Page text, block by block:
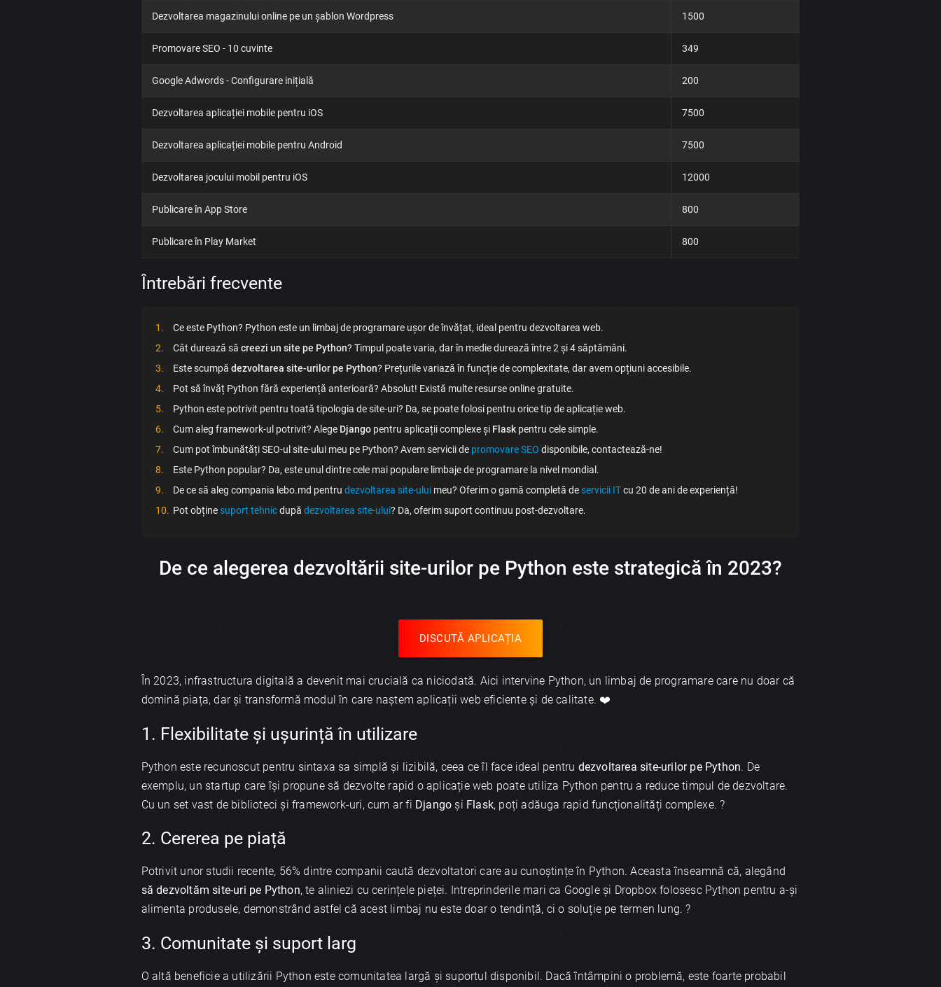
Dezvoltarea magazinului online pe un șablon Wordpress 1500
Promovare SEO - 10 cuvinte 349
Google Adwords - Configurare inițială 200
Dezvoltarea aplicației mobile pentru iOS 7500
Dezvoltarea aplicației mobile pentru Android 7500
Dezvoltarea jocului mobil pentru iOS 12000
Publicare în App Store 800
Publicare în Play Market 800
Întrebări frecvente
Ce este Python? Python este un limbaj de programare ușor de învățat, ideal pentru dezvoltarea web.
Cât durează să creezi un site pe Python? Timpul poate varia, dar în medie durează între 2 și 4 săptămâni.
Este scumpă dezvoltarea site-urilor pe Python? Prețurile variază în funcție de complexitate, dar avem opțiuni accesibile.
Pot să învăț Python fără experiență anterioară? Absolut! Există multe resurse online gratuite.
Python este potrivit pentru toată tipologia de site-uri? Da, se poate folosi pentru orice tip de aplicație web.
Cum aleg framework-ul potrivit? Alege Djangopentru aplicații complexe și Flaskpentru cele simple.
Cum pot îmbunătăți SEO-ul site-ului meu pe Python? Avem servicii de promovare SEO disponibile, contactează-ne!
Este Python popular? Da, este unul dintre cele mai populare limbaje de programare la nivel mondial.
De ce să aleg compania lebo.md pentru dezvoltarea site-uluimeu? Oferim o gamă completă deservicii ITcu 20 de ani de experiență!
Pot obținesuport tehnicdupă dezvoltarea site-ului? Da, oferim suport continuu post-dezvoltare.
De ce alegerea dezvoltării site-urilor pe Python este strategică în 2023?
DISCUTĂ APLICAȚIA
În 2023, infrastructura digitală a devenit mai crucială ca niciodată. Aici intervine Python, un limbaj de programare care nu doar că
domină piața, dar și transformă modul în care naștem aplicații web eficiente și de calitate. ❤️
1. Flexibilitate și ușurință în utilizare
Python este recunoscut pentru sintaxa sa simplă și lizibilă, ceea ce îl face ideal pentru dezvoltarea site-urilor pe Python. De
exemplu, un startup care își propune să dezvolte rapid o aplicație web poate utiliza Python pentru a reduce timpul de dezvoltare.
Cu un set vast de biblioteci și framework-uri, cum ar fi Django și Flask, poți adăuga rapid funcționalități complexe. ?️
2. Cererea pe piață
Potrivit unor studii recente, 56% dintre companii caută dezvoltatori care au cunoștințe în Python. Aceasta înseamnă că, alegând
să dezvoltăm site-uri pe Python, te aliniezi cu cerințele pieței. Intreprinderile mari ca Google și Dropbox folosesc Python pentru a-și
alimenta produsele, demonstrând astfel că acest limbaj nu este doar o tendință, ci o soluție pe termen lung. ?
3. Comunitate și suport larg
O altă beneficie a utilizării Python este comunitatea largă și suportul disponibil. Dacă întâmpini o problemă, este foarte probabil